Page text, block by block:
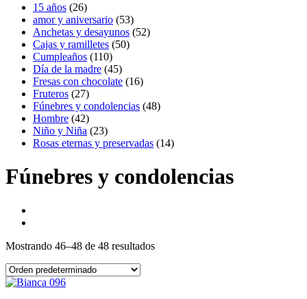
15 años (26)
amor y aniversario (53)
Anchetas y desayunos (52)
Cajas y ramilletes (50)
Cumpleaños (110)
Día de la madre (45)
Fresas con chocolate (16)
Fruteros (27)
Fúnebres y condolencias (48)
Hombre (42)
Niño y Niña (23)
Rosas eternas y preservadas (14)
Fúnebres y condolencias
Mostrando 46–48 de 48 resultados